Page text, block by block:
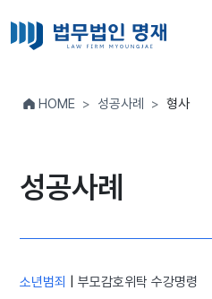
HOME 성공사례 형사
성공사례
소년범죄 |부모감호위탁 수강명령